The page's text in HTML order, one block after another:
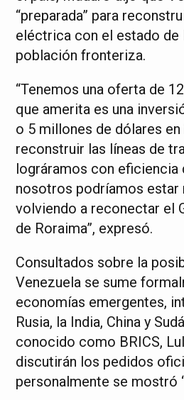
“preparada” para
eléctrica con el estado de
población fronteriza.
“Tenemos una oferta de
que amerita es una
o 5 millones de dólares
reconstruir las líneas de
lográramos con eficiencia
nosotros podríamos estar
volviendo a reconectar el
de Roraima”, expresó.
Consultados sobre la
Venezuela se sume
economías emergentes,
Rusia, la India, China y
conocido como BRICS,
discutirán los pedidos
personalmente se mostró